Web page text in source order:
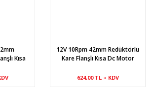
Kısa
12V 10Rpm 42mm Redüktörlü
Kare Flanşlı Kısa Dc Motor
624,00 TL + KDV